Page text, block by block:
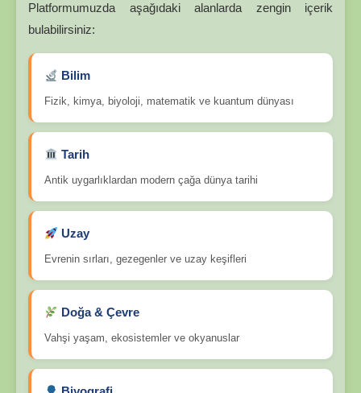
Platformumuzda aşağıdaki alanlarda zengin içerik
bulabilirsiniz:
Bilim
Fizik, kimya, biyoloji, matematik ve kuantum dünyası
Tarih
Antik uygarlıklardan modern çağa dünya tarihi
Uzay
Evrenin sırları, gezegenler ve uzay keşifleri
Doğa & Çevre
Vahşi yaşam, ekosistemler ve okyanuslar